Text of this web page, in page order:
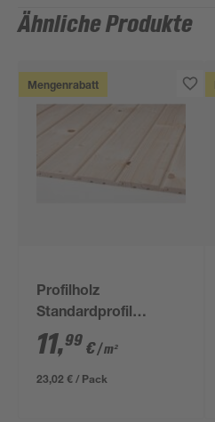
Ähnliche Produkte
Mengenrabatt
Profilholz
Standardprofil
Fichte/Tanne gehobelt
12,5 x 96 x 2000 mm
B-Sortierung
11,99 €/ m²
23,02 € / Pack